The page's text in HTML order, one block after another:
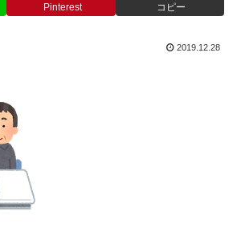
Pinterest コピー
2019.12.28